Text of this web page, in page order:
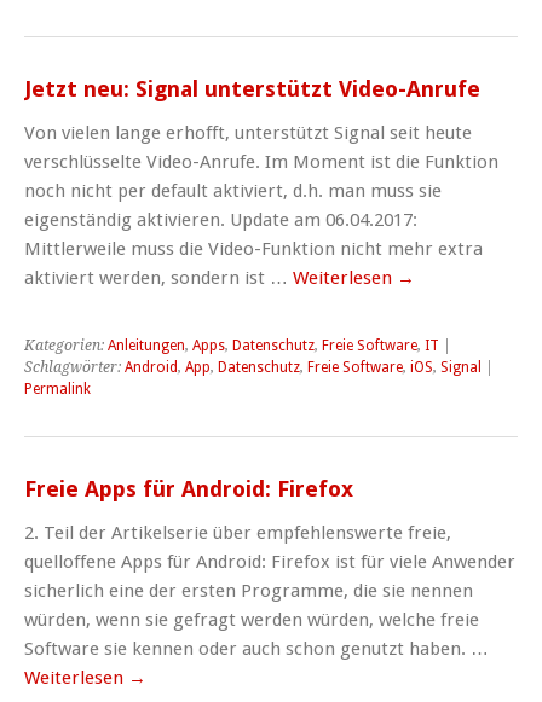
Jetzt neu: Signal unterstützt Video-Anrufe
Von vielen lange erhofft, unterstützt Signal seit heute
verschlüsselte Video-Anrufe. Im Moment ist die Funktion
noch nicht per default aktiviert, d.h. man muss sie
eigenständig aktivieren. Update am 06.04.2017:
Mittlerweile muss die Video-Funktion nicht mehr extra
aktiviert werden, sondern ist … Weiterlesen →
Kategorien: Anleitungen, Apps, Datenschutz, Freie Software, IT
Schlagwörter: Android, App, Datenschutz, Freie Software, iOS, Signal
Permalink
Freie Apps für Android: Firefox
2. Teil der Artikelserie über empfehlenswerte freie,
quelloffene Apps für Android: Firefox ist für viele Anwender
sicherlich eine der ersten Programme, die sie nennen
würden, wenn sie gefragt werden würden, welche freie
Software sie kennen oder auch schon genutzt haben. …
Weiterlesen →